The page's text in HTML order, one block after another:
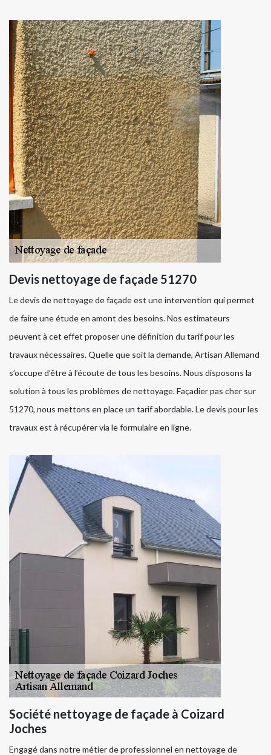
Devis nettoyage de façade 51270
Le devis de nettoyage de façade est une intervention qui permet
de faire une étude en amont des besoins. Nos estimateurs
peuvent à cet effet proposer une définition du tarif pour les
travaux nécessaires. Quelle que soit la demande, Artisan Allemand
s’occupe d’être à l’écoute de tous les besoins. Nous disposons la
solution à tous les problèmes de nettoyage. Façadier pas cher sur
51270, nous mettons en place un tarif abordable. Le devis pour les
travaux est à récupérer via le formulaire en ligne.
Société nettoyage de façade à Coizard
Joches
Engagé dans notre métier de professionnel en nettoyage de